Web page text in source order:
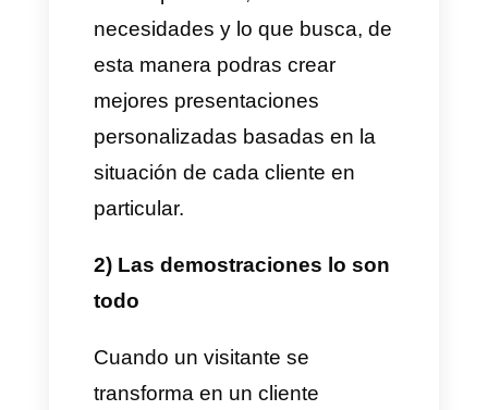
básicas y semi avanzadas. El
nivel de complejidad puede ser
sencillo hasta llegar a tener sus
dificultades y es ideal para
empresas que están a mitad de
de venta Saas?